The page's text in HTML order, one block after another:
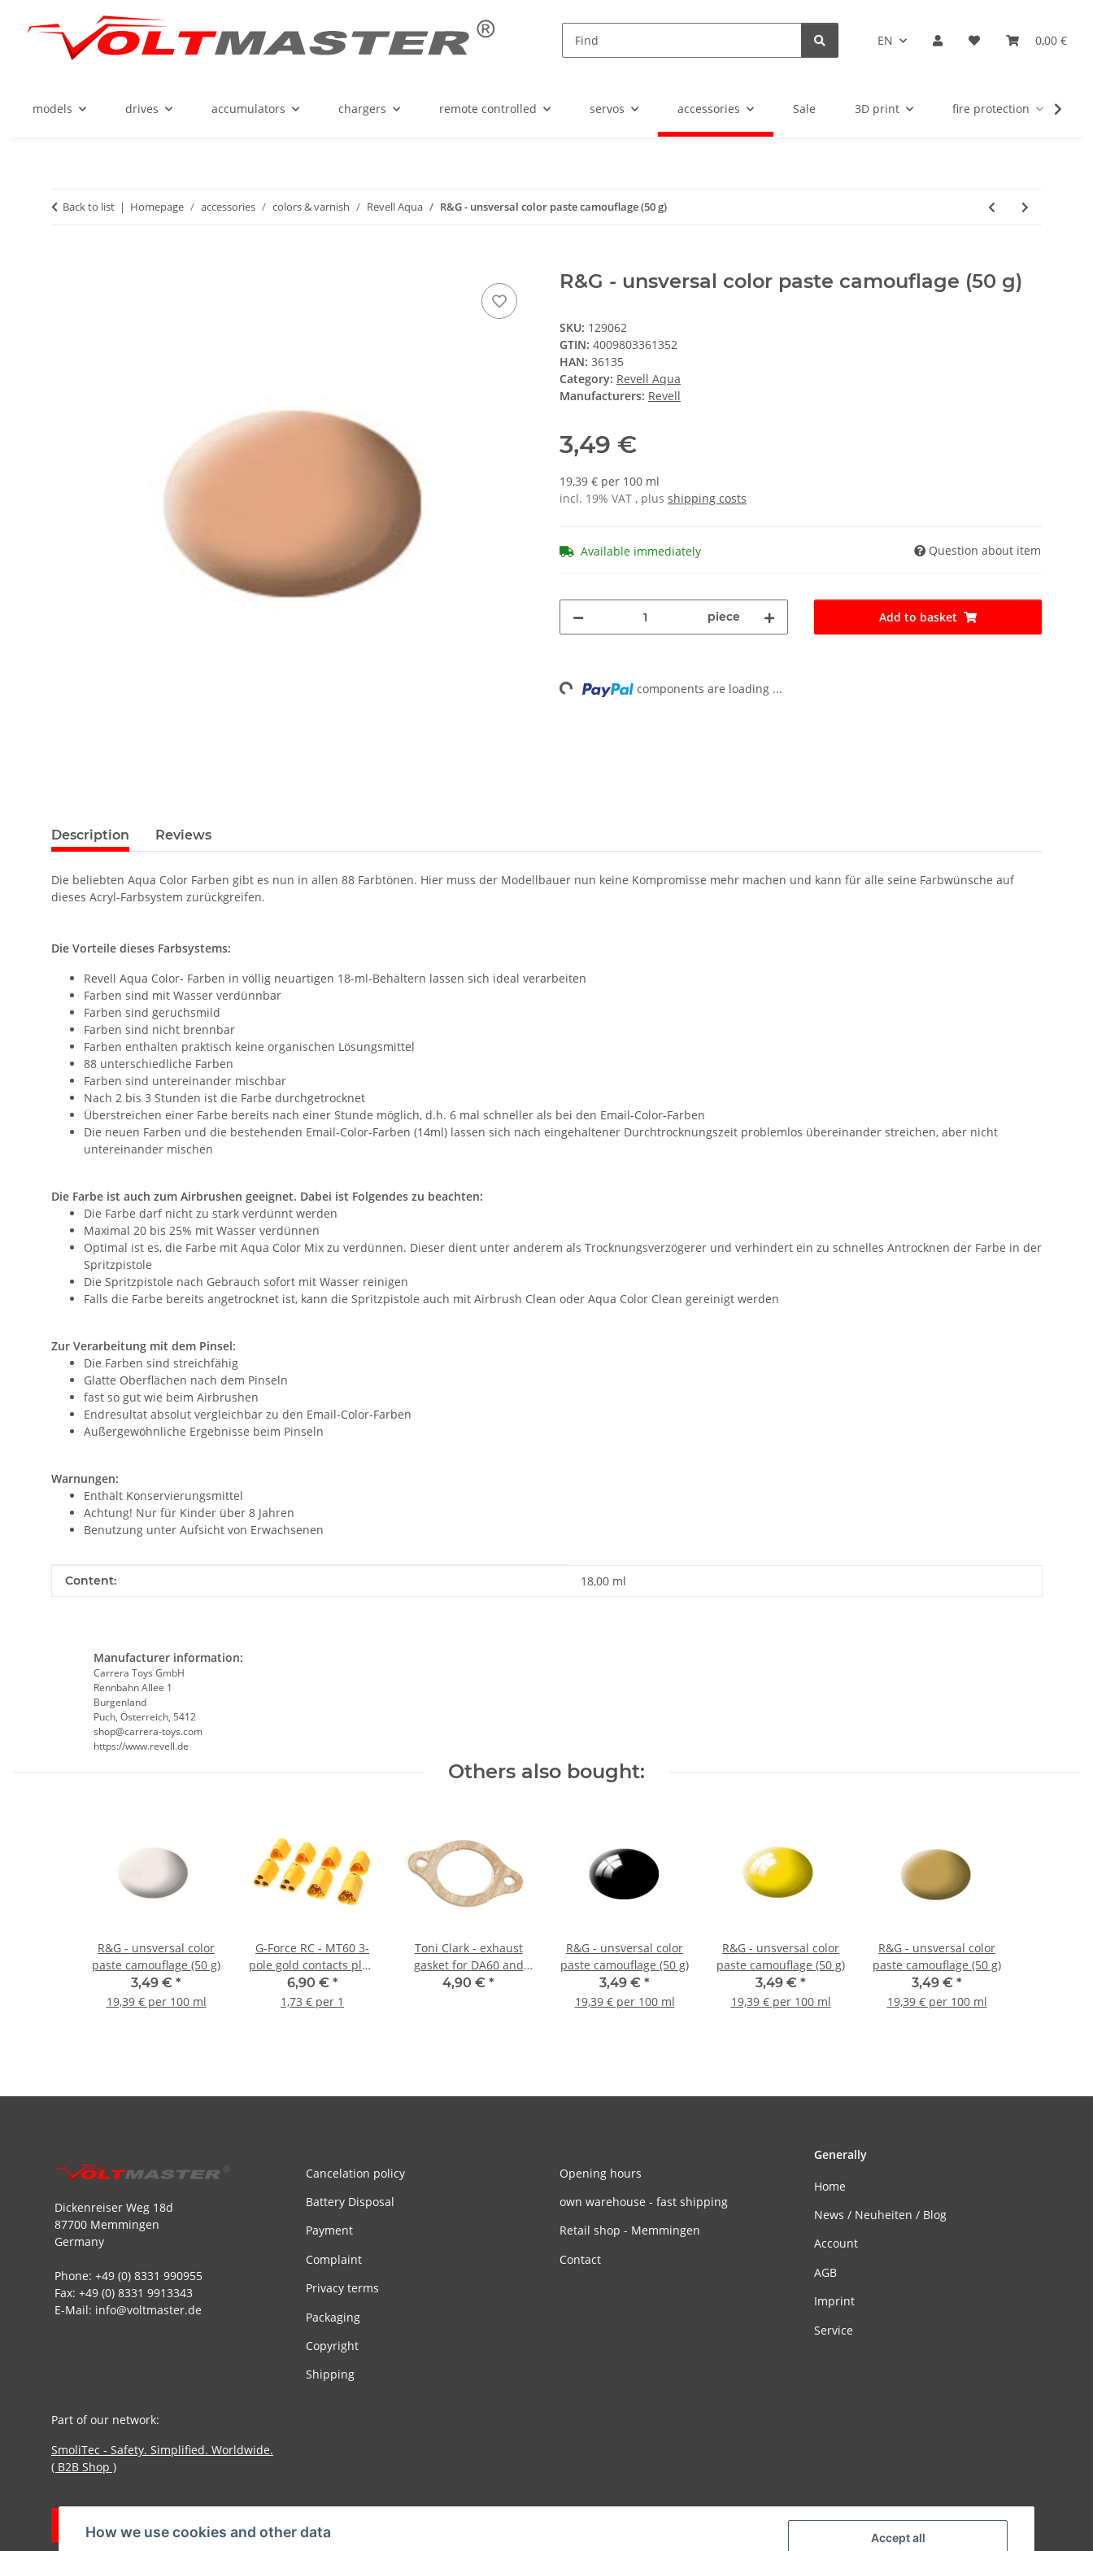
Accept all
How we use cookies and other data
EN 0,00 €
models drives accumulators chargers remote controlled servos accessories Sale 3D print fire protection
Back to list Homepage accessories colors & varnish Revell Aqua R&G - unsversal color paste camouflage (50 g)
R&G - unsversal color paste camouflage (50 g)
SKU: 129062
GTIN: 4009803361352
HAN: 36135
Category: Revell Aqua
Manufacturers: Revell
3,49 €
19,39 € per 100 ml
incl. 19% VAT , plus shipping costs
Available immediately Question about item
piece Add to basket
Loading... components are loading ...
Description Reviews
Die beliebten Aqua Color Farben gibt es nun in allen 88 Farbtönen. Hier muss der Modellbauer nun keine Kompromisse mehr machen und kann für alle seine Farbwünsche auf
dieses Acryl-Farbsystem zurückgreifen.
Die Vorteile dieses Farbsystems:
Revell Aqua Color- Farben in völlig neuartigen 18-ml-Behältern lassen sich ideal verarbeiten
Farben sind mit Wasser verdünnbar
Farben sind geruchsmild
Farben sind nicht brennbar
Farben enthalten praktisch keine organischen Lösungsmittel
88 unterschiedliche Farben
Farben sind untereinander mischbar
Nach 2 bis 3 Stunden ist die Farbe durchgetrocknet
Überstreichen einer Farbe bereits nach einer Stunde möglich, d.h. 6 mal schneller als bei den Email-Color-Farben
Die neuen Farben und die bestehenden Email-Color-Farben (14ml) lassen sich nach eingehaltener Durchtrocknungszeit problemlos übereinander streichen, aber nicht
untereinander mischen
Die Farbe ist auch zum Airbrushen geeignet. Dabei ist Folgendes zu beachten:
Die Farbe darf nicht zu stark verdünnt werden
Maximal 20 bis 25% mit Wasser verdünnen
Optimal ist es, die Farbe mit Aqua Color Mix zu verdünnen. Dieser dient unter anderem als Trocknungsverzögerer und verhindert ein zu schnelles Antrocknen der Farbe in der
Spritzpistole
Die Spritzpistole nach Gebrauch sofort mit Wasser reinigen
Falls die Farbe bereits angetrocknet ist, kann die Spritzpistole auch mit Airbrush Clean oder Aqua Color Clean gereinigt werden
Zur Verarbeitung mit dem Pinsel:
Die Farben sind streichfähig
Glatte Oberflächen nach dem Pinseln
fast so gut wie beim Airbrushen
Endresultat absolut vergleichbar zu den Email-Color-Farben
Außergewöhnliche Ergebnisse beim Pinseln
Warnungen:
Enthält Konservierungsmittel
Achtung! Nur für Kinder über 8 Jahren
Benutzung unter Aufsicht von Erwachsenen
Item information
Value
Content: 18,00 ml
Manufacturer information:
Carrera Toys GmbH
Rennbahn Allee 1
Burgenland
Puch, Österreich, 5412
shop@carrera-toys.com
https://www.revell.de
Others also bought:
R&G - unsversal color
paste camouflage (50 g)
3,49 € *
19,39 € per 100 ml
G-Force RC - MT60 3-
pole gold contacts plug
and socket (2 pairs)
6,90 € *
1,73 € per 1
Toni Clark - exhaust
gasket for DA60 and
DA120
4,90 € *
R&G - unsversal color
paste camouflage (50 g)
3,49 € *
19,39 € per 100 ml
R&G - unsversal color
paste camouflage (50 g)
3,49 € *
19,39 € per 100 ml
R&G - unsversal color
paste camouflage (50 g)
3,49 € *
19,39 € per 100 ml
Dickenreiser Weg 18d
87700 Memmingen
Germany
Phone: +49 (0) 8331 990955
Fax: +49 (0) 8331 9913343
E-Mail: info@voltmaster.de
Cancelation policy
Battery Disposal
Payment
Complaint
Privacy terms
Packaging
Copyright
Shipping
Opening hours
own warehouse - fast shipping
Retail shop - Memmingen
Contact
Generally
Home
News / Neuheiten / Blog
Account
AGB
Imprint
Service
Part of our network:
SmoliTec - Safety. Simplified. Worldwide.
( B2B Shop )
Withdraw contract